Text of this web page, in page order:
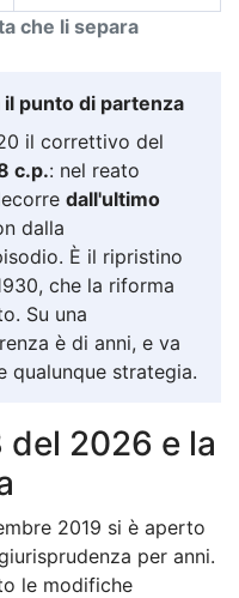
che li separa
il punto di partenza
il correttivo del
c.p.: nel reato
dall'ultimo
dalla
È il ripristino
che la riforma
Su una
è di anni, e va
qualunque strategia.
del 2026 e la
2019 si è aperto
per anni.
le modifiche